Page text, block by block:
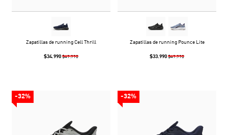
Zapatillas de running Cell Thrill
$34.990 $49.990
Zapatillas de running Pounce Lite
$33.990 $49.990
-32% -32%